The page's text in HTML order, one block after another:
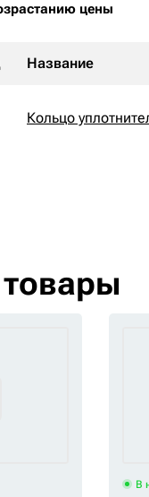
цены
Название
Кольцо
В